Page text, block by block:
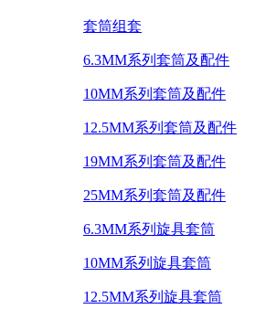
套筒组套
6.3MM系列套筒及配件
10MM系列套筒及配件
12.5MM系列套筒及配件
19MM系列套筒及配件
25MM系列套筒及配件
6.3MM系列旋具套筒
10MM系列旋具套筒
12.5MM系列旋具套筒